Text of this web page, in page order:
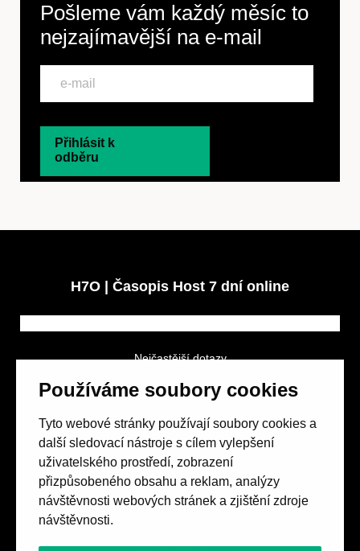
Používáme soubory cookies
Tyto webové stránky používají soubory cookies a
další sledovací nástroje s cílem vylepšení
uživatelského prostředí, zobrazení
přizpůsobeného obsahu a reklam, analýzy
návštěvnosti webových stránek a zjištění zdroje
návštěvnosti.
Pošleme vám každý měsíc to
nejzajímavější na e-mail
Přihlásit k
odběru
H7O | Časopis Host 7 dní online
Nejčastější dotazy
Obchodní podmínky
Spolek přátel vydávání
657 42 Brno-střed